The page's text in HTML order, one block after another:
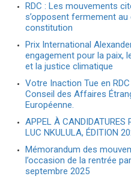
RDC : Les mouvements
s’opposent fermement au
constitution
Prix International
engagement pour la paix,
et la justice climatique
Votre Inaction Tue en
Conseil des Affaires
Européenne.
APPEL À CANDIDATURES
LUC NKULULA, ÉDITION
Mémorandum des
l’occasion de la rentrée
septembre 2025